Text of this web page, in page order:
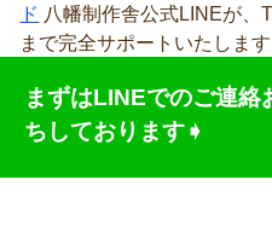
ド 八幡制作舎公式LINEが、
まで完全サポートいたします
まずはLINEでのご連絡
ちしております➧